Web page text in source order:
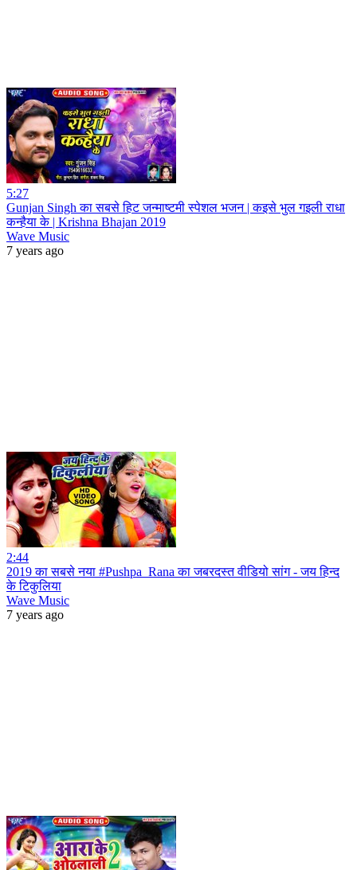
5:27
Gunjan Singh का सबसे हिट जन्माष्टमी स्पेशल भजन | कइसे भुल गइली राधा
कन्हैया के | Krishna Bhajan 2019
Wave Music
7 years ago
2:44
2019 का सबसे नया #Pushpa_Rana का जबरदस्त वीडियो सांग - जय हिन्द
के टिकुलिया
Wave Music
7 years ago